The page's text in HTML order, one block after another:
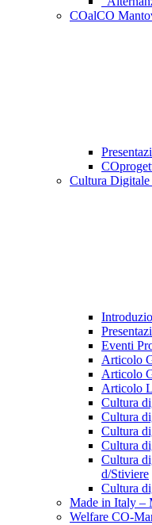
COalCO
Cultura Digitale
Eventi
Articolo
Articolo
Articolo
Cultura
Cultura
Cultura
Cultura
Cultura
d/Stiviere
Cultura
Made in Italy –
Welfare CO-